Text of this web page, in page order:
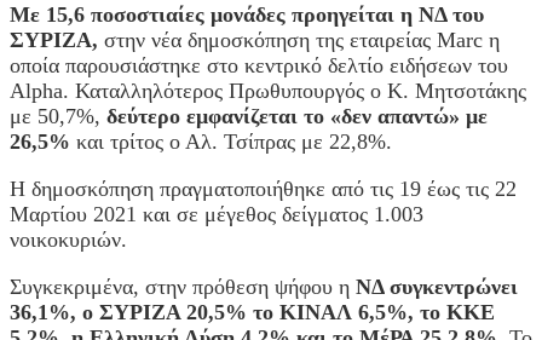
Με 15,6 ποσοστιαίες μονάδες προηγείται η ΝΔ του
ΣΥΡΙΖΑ, στην νέα δημοσκόπηση της εταιρείας Marc η
οποία παρουσιάστηκε στο κεντρικό δελτίο ειδήσεων του
Alpha. Καταλληλότερος Πρωθυπουργός ο Κ. Μητσοτάκης
με 50,7%, δεύτερο εμφανίζεται το «δεν απαντώ» με
26,5% και τρίτος ο Αλ. Τσίπρας με 22,8%.
Η δημοσκόπηση πραγματοποιήθηκε από τις 19 έως τις 22
Μαρτίου 2021 και σε μέγεθος δείγματος 1.003
νοικοκυριών.
Συγκεκριμένα, στην πρόθεση ψήφου η ΝΔ συγκεντρώνει
36,1%, ο ΣΥΡΙΖΑ 20,5% το ΚΙΝΑΛ 6,5%, το ΚΚΕ